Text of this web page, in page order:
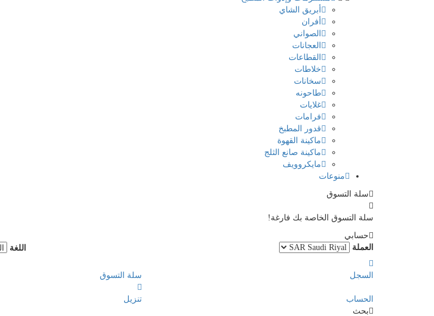
أبريق الشاي
أفران
الصواني
العجانات
القطاعات
خلاطات
سخانات
طاحونه
غلايات
فرامات
قدور المطبخ
ماكينة القهوة
ماكينة صانع الثلج
مايكروويف
منوعات
سلة التسوق
سلة التسوق الخاصة بك فارغة!
حسابي
العملة اللغة
السجل سلة التسوق
الحساب تنزيل
بحث